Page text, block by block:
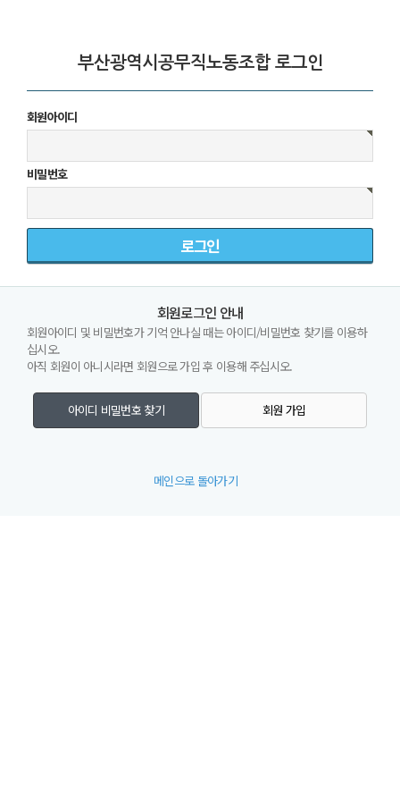
부산광역시공무직노동조합 로그인
회원아이디
비밀번호
회원로그인 안내
회원아이디 및 비밀번호가 기억 안나실 때는 아이디/비밀번호 찾기를 이용하
십시오.
아직 회원이 아니시라면 회원으로 가입 후 이용해 주십시오.
아이디 비밀번호 찾기 회원 가입
메인으로 돌아가기